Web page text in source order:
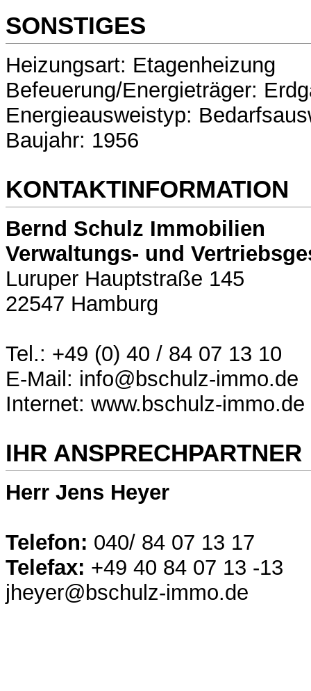
SONSTIGES
Heizungsart: Etagenheizung
Befeuerung/Energieträger:
Energieausweistyp:
Baujahr: 1956
KONTAKTINFORMATION
Bernd Schulz Immobilien
Verwaltungs- und
Luruper Hauptstraße 145
22547 Hamburg
Tel.: +49 (0) 40 / 84 07 13 10
E-Mail: info@bschulz-immo.de
Internet: www.bschulz-immo.de
IHR ANSPRECHPARTNER
Herr Jens Heyer
Telefon: 040/ 84 07 13 17
Telefax: +49 40 84 07 13 -13
jheyer@bschulz-immo.de